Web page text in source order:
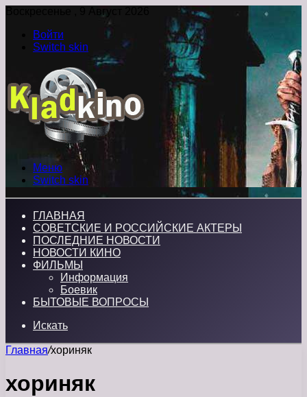
Воскресенье , 9 Август 2026
Войти
Switch skin
Меню
Switch skin
ГЛАВНАЯ
СОВЕТСКИЕ И РОССИЙСКИЕ АКТЕРЫ
ПОСЛЕДНИЕ НОВОСТИ
НОВОСТИ КИНО
ФИЛЬМЫ
Информация
Боевик
БЫТОВЫЕ ВОПРОСЫ
Искать
Главная/хориняк
хориняк